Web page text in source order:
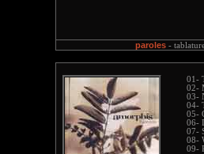
paroles-
01-
02-
03-
04-
05-
06-
07-
08-
09-